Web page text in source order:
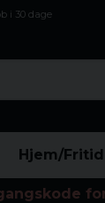
i 30 dage
Hjem/Fritid